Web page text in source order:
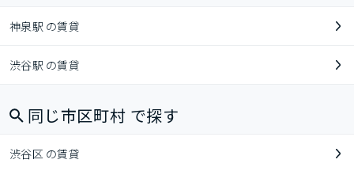
神泉駅 の賃貸
渋谷駅 の賃貸
同じ市区町村 で探す
渋谷区 の賃貸